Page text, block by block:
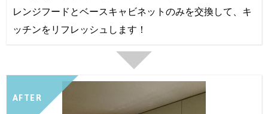
レンジフードとベースキャビネットのみを交換して、キ
ッチンをリフレッシュします！
AFTER